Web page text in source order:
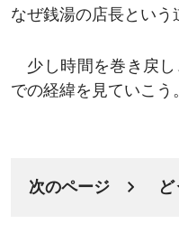
なぜ銭湯の店長という
少し時間を巻き戻し
での経緯を見ていこう。
次のページ